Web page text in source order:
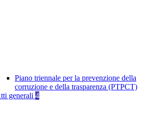
Piano triennale per la prevenzione della
corruzione e della trasparenza (PTPCT)
generali 4